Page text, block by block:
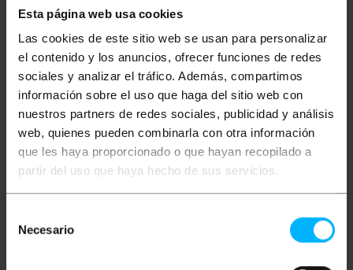
Esta página web usa cookies
Las cookies de este sitio web se usan para personalizar
el contenido y los anuncios, ofrecer funciones de redes
sociales y analizar el tráfico. Además, compartimos
información sobre el uso que haga del sitio web con
nuestros partners de redes sociales, publicidad y análisis
web, quienes pueden combinarla con otra información
que les haya proporcionado o que hayan recopilado a
partir del uso que haya hecho de sus servicios.
Necesario
Toslink 3 m